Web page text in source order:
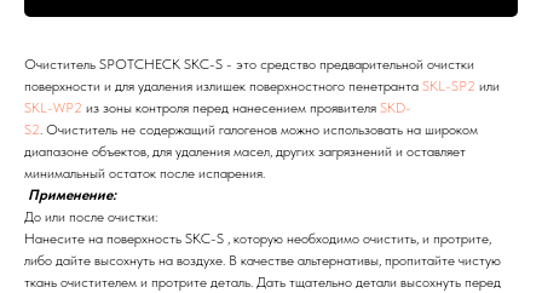
Очиститель SPOTCHECK SKC-S - это средство предварительной очистки
поверхности и для удаления излишек поверхностного пенетранта SKL-SP2 или
SKL-WP2 из зоны контроля перед нанесением проявителя SKD-
S2. Очиститель не содержащий галогенов можно использовать на широком
диапазоне объектов, для удаления масел, других загрязнений и оставляет
минимальный остаток после испарения.
Применение:
До или после очистки:
Нанесите на поверхность SKC-S , которую необходимо очистить, и протрите,
либо дайте высохнуть на воздухе. В качестве альтернативы, пропитайте чистую
ткань очистителем и протрите деталь. Дать тщательно детали высохнуть перед